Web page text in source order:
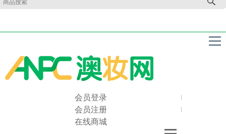
会员登录
会员注册
在线商城